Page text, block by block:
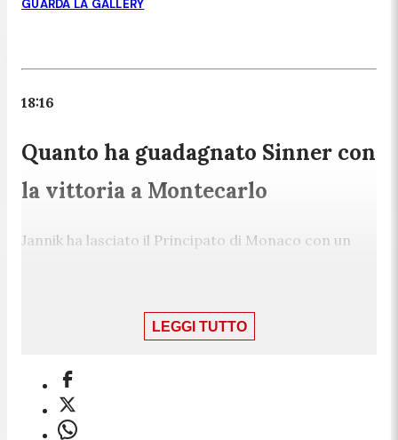
GUARDA LA GALLERY
18:16
Quanto ha guadagnato Sinner con
la vittoria a Montecarlo
Jannik ha lasciato il Principato di Monaco con un
Sinner: "Giocare qui è come farlo
LEGGI TUTTO